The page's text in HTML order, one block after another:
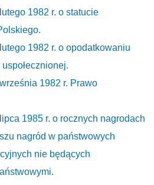
1982 r. o statucie
1982 r. o opodatkowaniu
1982 r. Prawo
1985 r. o rocznych nagrodach
nagród w państwowych
nie będących